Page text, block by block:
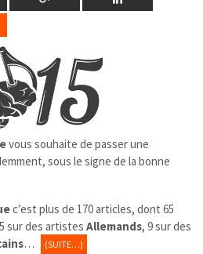
vous souhaite de passer une
sous le signe de la bonne
c’est plus de 170 articles, dont 65
sur des artistes Allemands, 9 sur des
… (SUITE…)